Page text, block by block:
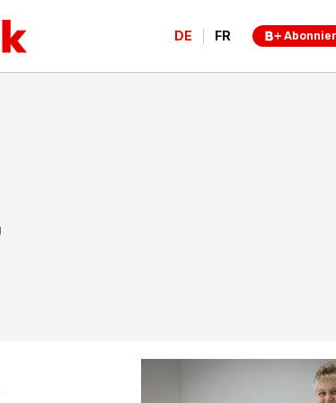
DE FR